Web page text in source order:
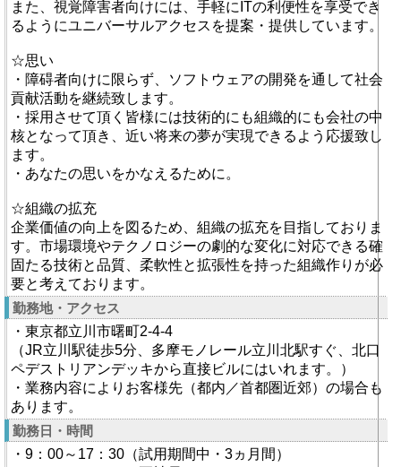
また、視覚障害者向けには、手軽にITの利便性を享受でき
るようにユニバーサルアクセスを提案・提供しています。
☆思い
・障碍者向けに限らず、ソフトウェアの開発を通して社会
貢献活動を継続致します。
・採用させて頂く皆様には技術的にも組織的にも会社の中
核となって頂き、近い将来の夢が実現できるよう応援致し
ます。
・あなたの思いをかなえるために。
☆組織の拡充
企業価値の向上を図るため、組織の拡充を目指しておりま
す。市場環境やテクノロジーの劇的な変化に対応できる確
固たる技術と品質、柔軟性と拡張性を持った組織作りが必
要と考えております。
勤務地・アクセス
・東京都立川市曙町2-4-4
（JR立川駅徒歩5分、多摩モノレール立川北駅すぐ、北口
ペデストリアンデッキから直接ビルにはいれます。）
・業務内容によりお客様先（都内／首都圏近郊）の場合も
あります。
勤務日・時間
・9：00～17：30（試用期間中・3ヵ月間）